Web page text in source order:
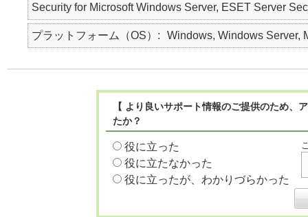
Security for Microsoft Windows Server, ESET Server
プラットフォーム（OS） Windows, Windows Server,
【 より良いサポート情報のご提供のため
たか？
役に立った
役に立たなかった
役に立ったが、わかりづらかった